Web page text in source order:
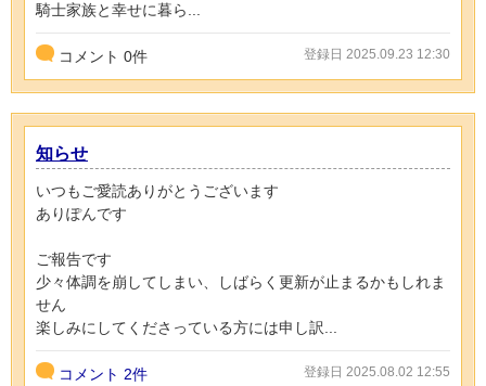
騎士家族と幸せに暮ら...
コメント 0件 登録日 2025.09.23 12:30
知らせ
いつもご愛読ありがとうございます
ありぽんです
ご報告です
少々体調を崩してしまい、しばらく更新が止まるかもしれま
せん
楽しみにしてくださっている方には申し訳...
コメント 2件 登録日 2025.08.02 12:55